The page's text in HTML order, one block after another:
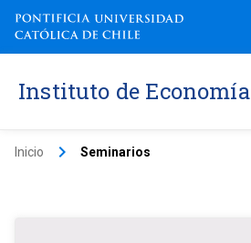
Instituto de Economía
Inicio keyboard_arrow_right Seminarios